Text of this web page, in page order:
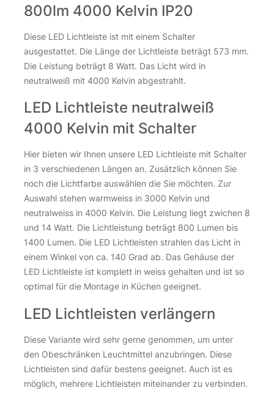
800lm 4000 Kelvin IP20
Diese LED Lichtleiste ist mit einem Schalter
ausgestattet. Die Länge der Lichtleiste beträgt 573 mm.
Die Leistung beträgt 8 Watt. Das Licht wird in
neutralweiß mit 4000 Kelvin abgestrahlt.
LED Lichtleiste neutralweiß
4000 Kelvin mit Schalter
Hier bieten wir Ihnen unsere LED Lichtleiste mit Schalter
in 3 verschiedenen Längen an. Zusätzlich können Sie
noch die Lichtfarbe auswählen die Sie möchten. Zur
Auswahl stehen warmweiss in 3000 Kelvin und
neutralweiss in 4000 Kelvin. Die Leistung liegt zwichen 8
und 14 Watt. Die Lichtleistung beträgt 800 Lumen bis
1400 Lumen. Die LED Lichtleisten strahlen das Licht in
einem Winkel von ca. 140 Grad ab. Das Gehäuse der
LED Lichtleiste ist komplett in weiss gehalten und ist so
optimal für die Montage in Küchen geeignet.
LED Lichtleisten verlängern
Diese Variante wird sehr gerne genommen, um unter
den Obeschränken Leuchtmittel anzubringen. Diese
Lichtleisten sind dafür bestens geeignet. Auch ist es
möglich, mehrere Lichtleisten miteinander zu verbinden.